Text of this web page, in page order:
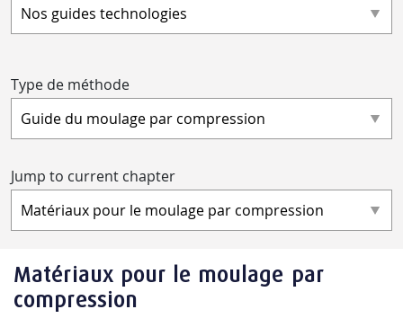
Type de méthode
Jump to current chapter
Matériaux pour le moulage par
compression